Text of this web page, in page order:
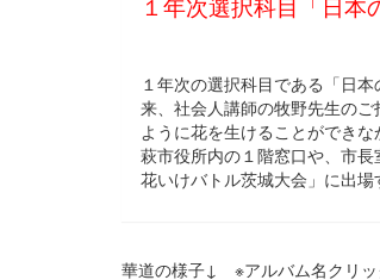
１年次選択科目「日本
１年次の選択科目である「日
来、社会人講師の牧野先生の
ように花を生けることができ
萩市役所内の１階窓口や、市
花いけバトル茨城大会」に出
華道の様子↓ ※アルバム名クリッ